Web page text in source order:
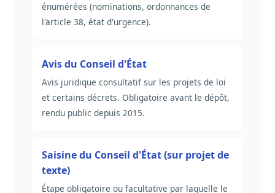
énumérées (nominations, ordonnances de
l'article 38, état d'urgence).
Avis du Conseil d'État
Avis juridique consultatif sur les projets de loi
et certains décrets. Obligatoire avant le dépôt,
rendu public depuis 2015.
Saisine du Conseil d'État (sur projet de
texte)
Étape obligatoire ou facultative par laquelle le